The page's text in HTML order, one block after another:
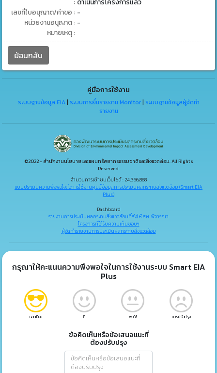
: ดำเนินการโครงการแล้ว
เลขที่ใบอนุญาต/คำขอ : -
หน่วยงานอนุญาต : -
หมายเหตุ :
ย้อนกลับ
คู่มือการใช้งาน
ระบบฐานข้อมูล EIA| ระบบการยื่นรายงาน Monitor| ระบบฐานข้อมูลผู้จัดทำ
รายงาน
©2022 - สำนักงานนโยบายและแผนทรัพยากรธรรมชาติและสิ่งแวดล้อม. All Rights
Reserved.
จำนวนการเข้าชมเว็บไซต์ : 24,366,868
แบบประเมินความพึงพอใจต่อการใช้งานศูนย์ข้อมูลการประเมินผลกระทบสิ่งแวดล้อม (Smart EIA
Plus)
Dashboard
รายงานการประเมินผลกระทบสิ่งแวดล้อมที่ส่งให้ สผ. พิจารณา
โครงการที่ได้รับความเห็นชอบฯ
ผู้จัดทำรายงานการประเมินผลกระทบสิ่งแวดล้อม
กรุณาให้คะแนนความพึงพอใจในการใช้งานระบบ Smart EIA
Plus
ยอดเยี่ยม ดี พอใช้ ควรปรับปรุง
ข้อคิดเห็นหรือข้อเสนอแนะที่
ต้องปรับปรุง